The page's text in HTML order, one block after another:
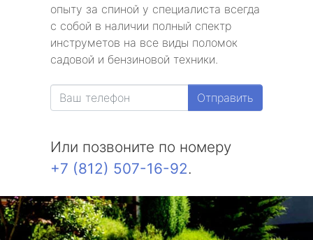
Лисий Нос
Александровская
Молодежное
Комарово
опыту за спиной у специалиста всегда
с собой в наличии полный спектр
инструметов на все виды поломок
садовой и бензиновой техники.
Отправить
Или позвоните по номеру
+7 (812) 507-16-92.